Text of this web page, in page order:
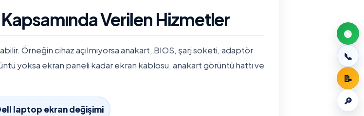
🟢
📞
📝
🔎
Verilen Hizmetler
Örneğin cihaz açılmıyorsa anakart, BIOS, şarj soketi, adaptör
yoksa ekran paneli kadar ekran kablosu, anakart görüntü hattı ve
laptop ekran değişimi